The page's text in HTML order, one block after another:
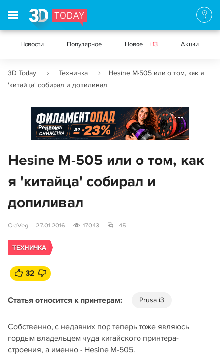
Новости Популярное Новое +13 Акции
3D Today Техничка
Hesine M-505 или о том, как я
'китайца' собирал и допиливал
Реклама
Hesine M-505 или о том, как
я 'китайца' собирал и
допиливал
CraVeg 27.01.2016 17043 45
ТЕХНИЧКА
32
Статья относится к принтерам: Prusa i3
Собственно, с недавних пор теперь тоже являюсь
гордым владельцем чуда китайского принтера-
строения, а именно - Hesine M-505.